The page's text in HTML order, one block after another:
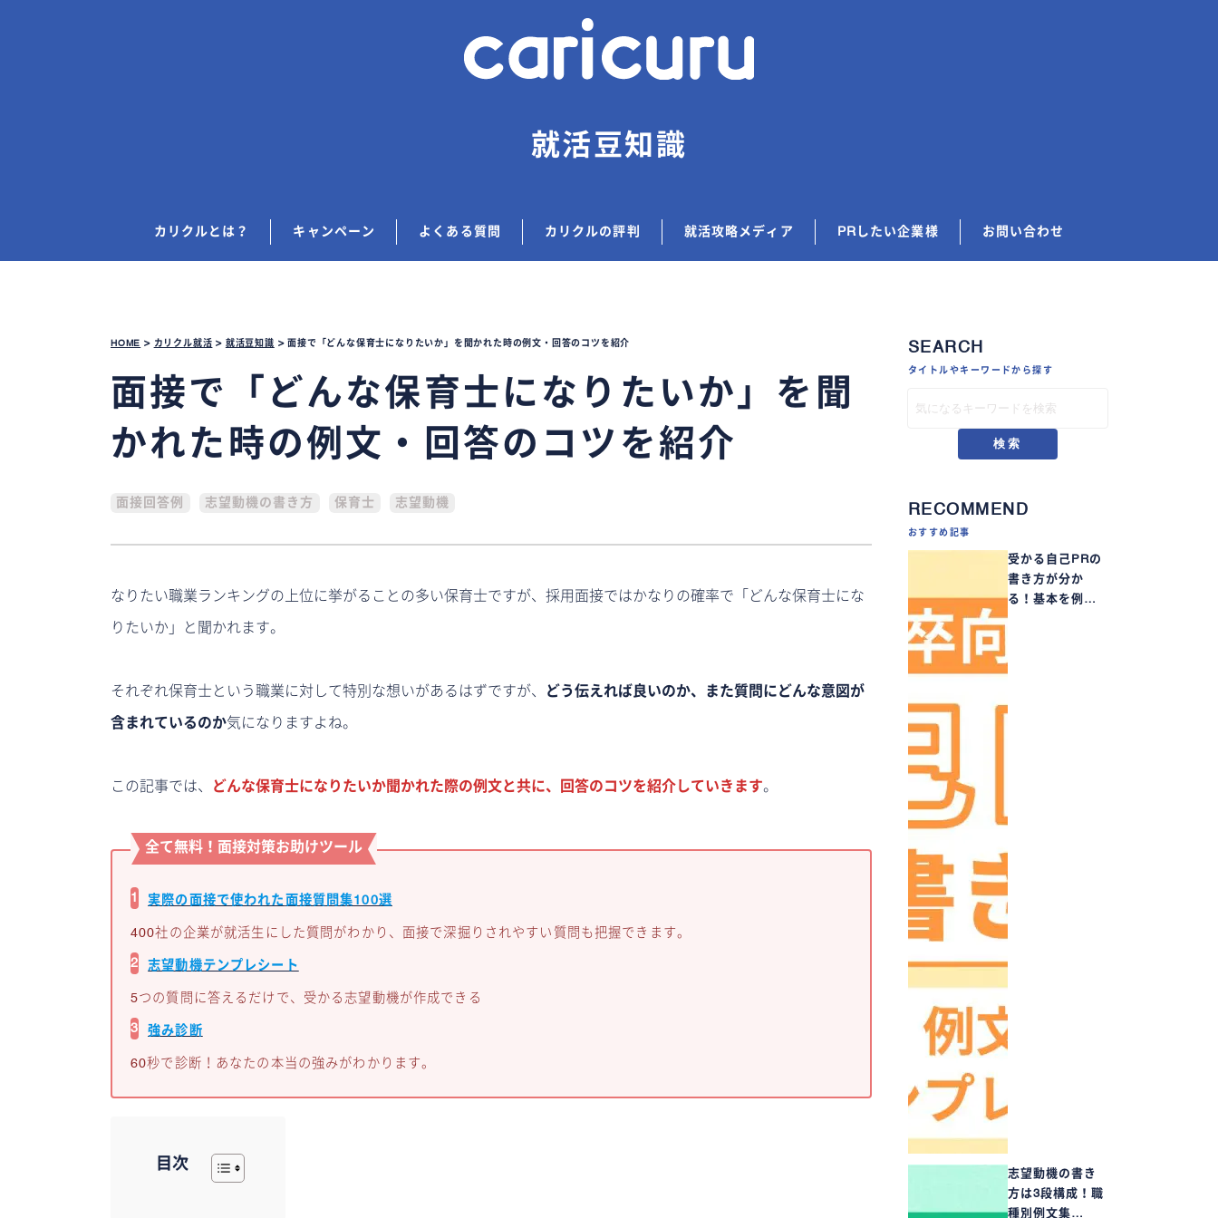
就活豆知識
カリクルとは？ キャンペーン よくある質問 カリクルの評判 就活攻略メディア PRしたい企業様 お問い合わせ
HOME > カリクル就活 > 就活豆知識 > 面接で「どんな保育士になりたいか」を聞かれた時の例文・回答のコツを紹介
面接で「どんな保育士になりたいか」を聞
かれた時の例文・回答のコツを紹介
面接回答例 志望動機の書き方 保育士 志望動機
なりたい職業ランキングの上位に挙がることの多い保育士ですが、採用面接ではかなりの確率で「どんな保育士にな
りたいか」と聞かれます。
それぞれ保育士という職業に対して特別な想いがあるはずですが、 どう伝えれば良いのか、また質問にどんな意図が
含まれているのか気になりますよね。
この記事では、 どんな保育士になりたいか聞かれた際の例文と共に、回答のコツを紹介していきます。
全て無料！面接対策お助けツール
1 実際の面接で使われた 面接質問集100選
400社の企業が就活生にした質問がわかり、面接で深掘りされやすい質問も把握できます。
2 志望動機テンプレシート
5つの質問に答えるだけで、受かる志望動機が作成できる
3 強み診断
60秒で診断！あなたの本当の強みがわかります。
目次
SEARCH
タイトルやキーワードから探す
検索
RECOMMEND
おすすめ記事
受かる自己PRの
書き方が分か
る！基本を例…
志望動機の書き
方は3段構成！職
種別例文集…